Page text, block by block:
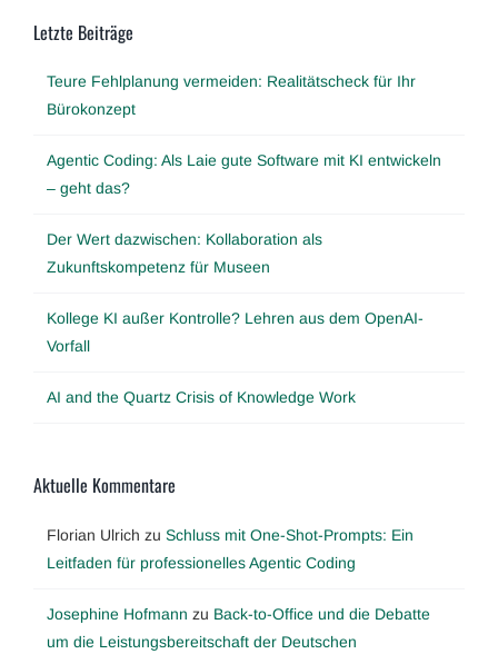
Letzte Beiträge
Teure Fehlplanung vermeiden: Realitätscheck für Ihr
Bürokonzept
Agentic Coding: Als Laie gute Software mit KI entwickeln
– geht das?
Der Wert dazwischen: Kollaboration als
Zukunftskompetenz für Museen
Kollege KI außer Kontrolle? Lehren aus dem OpenAI-
Vorfall
AI and the Quartz Crisis of Knowledge Work
Aktuelle Kommentare
Florian Ulrich zu Schluss mit One-Shot-Prompts: Ein
Leitfaden für professionelles Agentic Coding
Josephine Hofmann zu Back-to-Office und die Debatte
um die Leistungsbereitschaft der Deutschen